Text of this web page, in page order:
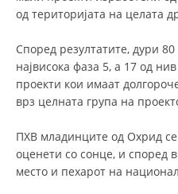
ЗАКОН
СТАТУТ
од територијата на целата
Според резултатите, дури
највисока фаза 5, а 17 од
проекти кои имаат
врз целната група на
ПХВ младинците од Охрид
оценети со сонце, и според
место и пехарот на